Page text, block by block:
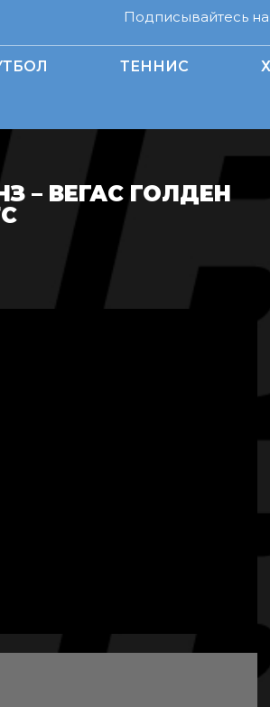
Подписывайтесь на
ТЕННИС
– ВЕГАС ГОЛДЕН